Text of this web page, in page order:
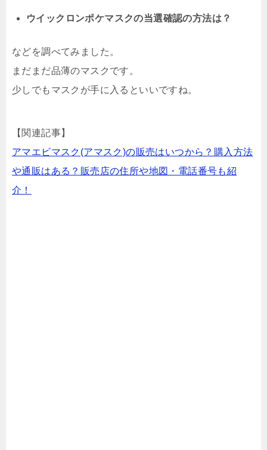
ウイックロンポケマスクの当選確認の方法は？
などを調べてみました。
まだまだ品薄のマスクです。
少しでもマスクが手に入るといいですね。
【関連記事】
アマエビマスク(アマスク)の販売はいつから？購入方法
や通販はある？販売店の住所や地図・電話番号も紹
介！